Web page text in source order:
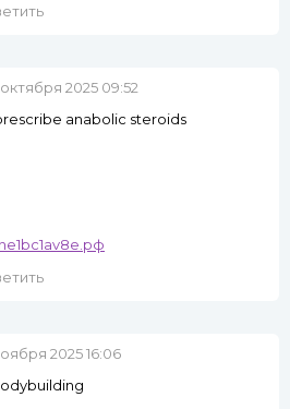
2025 09:52
anabolic steroids
2025 16:06